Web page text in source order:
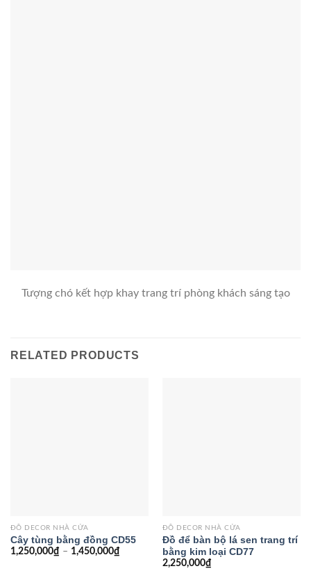
Tượng chó kết hợp khay trang trí phòng khách sáng tạo
RELATED PRODUCTS
ĐỒ DECOR NHÀ CỬA
Cây tùng bằng đồng CD55
1,250,000₫ – 1,450,000₫
ĐỒ DECOR NHÀ CỬA
Đồ để bàn bộ lá sen trang trí
bằng kim loại CD77
2,250,000₫